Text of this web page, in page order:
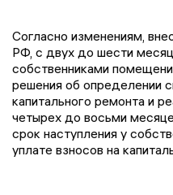
Согласно изменениям,
РФ, с двух до шести
собственниками
решения об определении
капитального ремонта и
четырех до восьми
срок наступления у
уплате взносов на